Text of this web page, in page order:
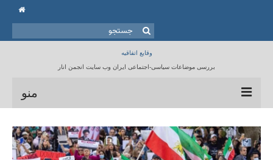
جستجو
برای:
وقایع اتفاقیه
بررسی موضاعات سیاسی-اجتماعی ایران وب سایت انجمن انار
منو
خانه
انجمن انار